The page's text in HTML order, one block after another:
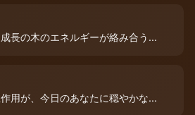
長の木のエネルギーが絡み合う...
用が、今日のあなたに穏やかな...